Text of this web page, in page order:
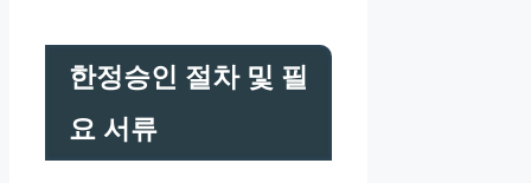
한정승인 절차 및 필
요 서류